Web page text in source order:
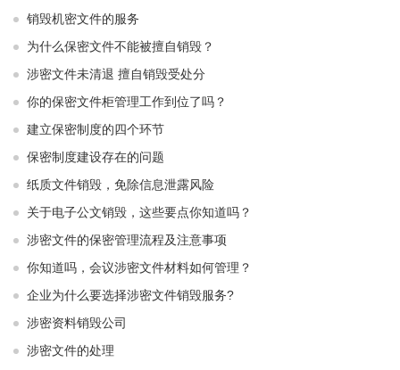
销毁机密文件的服务
为什么保密文件不能被擅自销毁？
涉密文件未清退 擅自销毁受处分
你的保密文件柜管理工作到位了吗？
建立保密制度的四个环节
保密制度建设存在的问题
纸质文件销毁，免除信息泄露风险
关于电子公文销毁，这些要点你知道吗？
涉密文件的保密管理流程及注意事项
你知道吗，会议涉密文件材料如何管理？
企业为什么要选择涉密文件销毁服务?
涉密资料销毁公司
涉密文件的处理